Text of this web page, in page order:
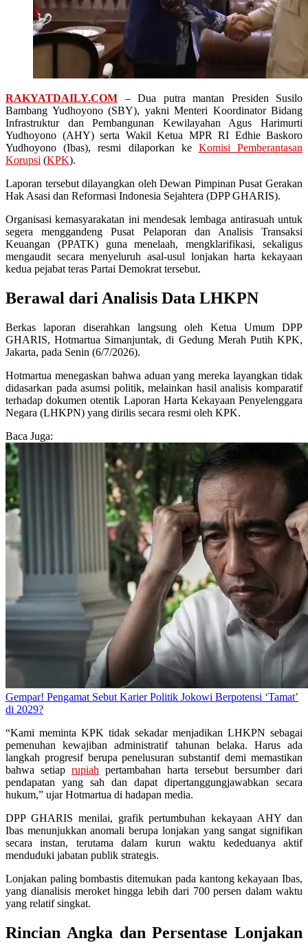
RAKYATDAILY.COM – Dua putra mantan Presiden Susilo
Bambang Yudhoyono (SBY), yakni Menteri Koordinator Bidang
Infrastruktur dan Pembangunan Kewilayahan Agus Harimurti
Yudhoyono (AHY) serta Wakil Ketua MPR RI Edhie Baskoro
Yudhoyono (Ibas), resmi dilaporkan ke Komisi Pemberantasan
Korupsi (KPK).
Laporan tersebut dilayangkan oleh Dewan Pimpinan Pusat Gerakan
Hak Asasi dan Reformasi Indonesia Sejahtera (DPP GHARIS).
Organisasi kemasyarakatan ini mendesak lembaga antirasuah untuk
segera menggandeng Pusat Pelaporan dan Analisis Transaksi
Keuangan (PPATK) guna menelaah, mengklarifikasi, sekaligus
mengaudit secara menyeluruh asal-usul lonjakan harta kekayaan
kedua pejabat teras Partai Demokrat tersebut.
Berawal dari Analisis Data LHKPN
Berkas laporan diserahkan langsung oleh Ketua Umum DPP
GHARIS, Hotmartua Simanjuntak, di Gedung Merah Putih KPK,
Jakarta, pada Senin (6/7/2026).
Hotmartua menegaskan bahwa aduan yang mereka layangkan tidak
didasarkan pada asumsi politik, melainkan hasil analisis komparatif
terhadap dokumen otentik Laporan Harta Kekayaan Penyelenggara
Negara (LHKPN) yang dirilis secara resmi oleh KPK.
Baca Juga:
Gempar! Pengamat Sebut Karier Politik Jokowi Berpotensi ‘Tamat’
di 2029?
“Kami meminta KPK tidak sekadar menjadikan LHKPN sebagai
pemenuhan kewajiban administratif tahunan belaka. Harus ada
langkah progresif berupa penelusuran substantif demi memastikan
bahwa setiap rupiah pertambahan harta tersebut bersumber dari
pendapatan yang sah dan dapat dipertanggungjawabkan secara
hukum,” ujar Hotmartua di hadapan media.
DPP GHARIS menilai, grafik pertumbuhan kekayaan AHY dan
Ibas menunjukkan anomali berupa lonjakan yang sangat signifikan
secara instan, terutama dalam kurun waktu kededuanya aktif
menduduki jabatan publik strategis.
Lonjakan paling bombastis ditemukan pada kantong kekayaan Ibas,
yang dianalisis meroket hingga lebih dari 700 persen dalam waktu
yang relatif singkat.
Rincian Angka dan Persentase Lonjakan